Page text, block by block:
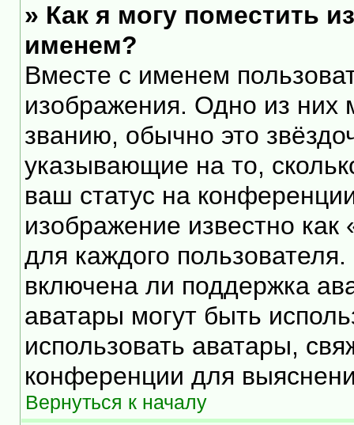
» Как я могу поместить
именем?
Вместе с именем
изображения. Одно из них
званию, обычно это
указывающие на то,
ваш статус на
изображение известно
для каждого
включена ли поддержка
аватары могут быть
использовать аватары,
конференции для
Вернуться к началу